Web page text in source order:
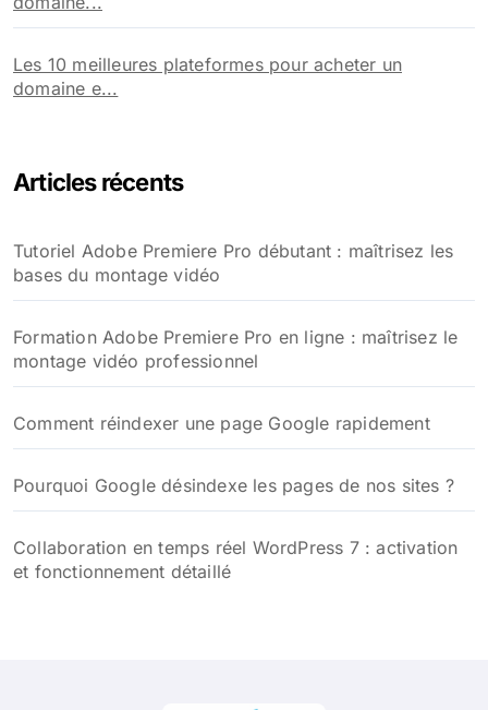
Les 10 meilleures plateformes pour acheter un
domaine e...
Articles récents
Tutoriel Adobe Premiere Pro débutant : maîtrisez les
bases du montage vidéo
Formation Adobe Premiere Pro en ligne : maîtrisez le
montage vidéo professionnel
Comment réindexer une page Google rapidement
Pourquoi Google désindexe les pages de nos sites ?
Collaboration en temps réel WordPress 7 : activation
et fonctionnement détaillé